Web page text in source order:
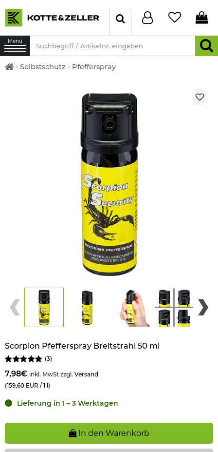
Menü
Selbstschutz Pfefferspray
Scorpion Pfefferspray Breitstrahl 50 ml
(3)
7,98€ inkl. MwSt zzgl. Versand
(159,60 EUR / 1 l)
Lieferung in 1 – 3 Werktagen
In den Warenkorb